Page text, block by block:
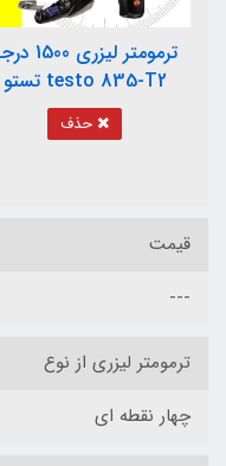
ترمومتر لیزری
testo 835-T2 تستو
حذف
قیمت
---
ترمومتر لیزری از نوع
چهار نقطه ای